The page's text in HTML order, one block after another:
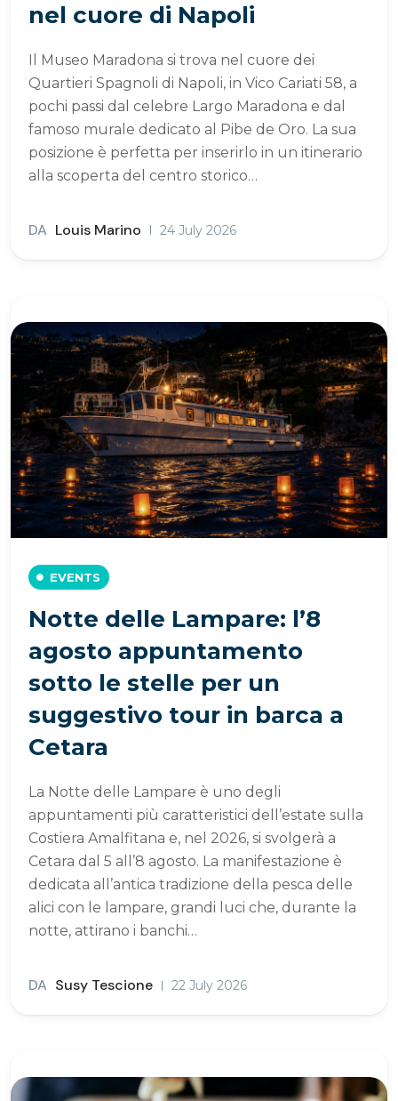
nel cuore di Napoli
Il Museo Maradona si trova nel cuore dei
Quartieri Spagnoli di Napoli, in Vico Cariati 58, a
pochi passi dal celebre Largo Maradona e dal
famoso murale dedicato al Pibe de Oro. La sua
posizione è perfetta per inserirlo in un itinerario
alla scoperta del centro storico…
DA Louis Marino 24 July 2026
EVENTS
Notte delle Lampare: l’8
agosto appuntamento
sotto le stelle per un
suggestivo tour in barca a
Cetara
La Notte delle Lampare è uno degli
appuntamenti più caratteristici dell’estate sulla
Costiera Amalfitana e, nel 2026, si svolgerà a
Cetara dal 5 all’8 agosto. La manifestazione è
dedicata all’antica tradizione della pesca delle
alici con le lampare, grandi luci che, durante la
notte, attirano i banchi…
DA Susy Tescione 22 July 2026